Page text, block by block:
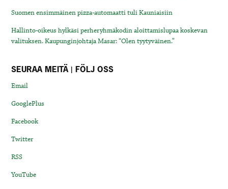
Suomen ensimmäinen pizza-automaatti tuli Kauniaisiin
Hallinto-oikeus hylkäsi perheryhmäkodin aloittamislupaa koskevan
valituksen. Kaupunginjohtaja Masar: “Olen tyytyväinen.”
SEURAA MEITÄ | FÖLJ OSS
Email
GooglePlus
Facebook
Twitter
RSS
YouTube